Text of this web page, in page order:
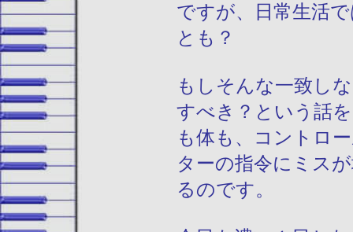
ですが、日常生活
とも？
もしそんな一致し
すべき？という話
も体も、コントロ
ターの指令にミス
るのです。